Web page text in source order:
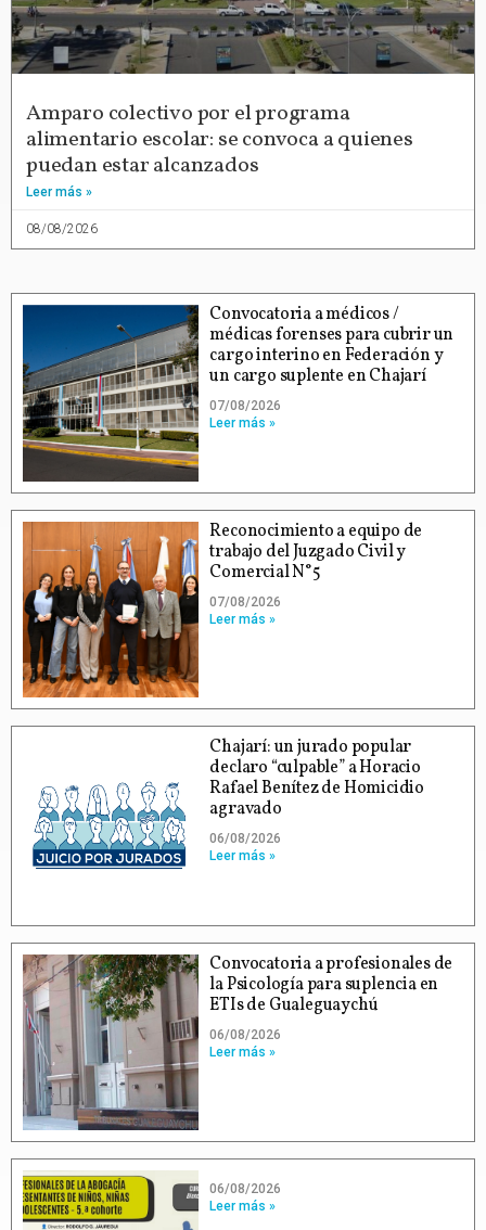
Amparo colectivo por el programa
alimentario escolar: se convoca a quienes
puedan estar alcanzados
Leer más »
08/08/2026
Convocatoria a médicos /
médicas forenses para cubrir un
cargo interino en Federación y
un cargo suplente en Chajarí
07/08/2026
Leer más »
Reconocimiento a equipo de
trabajo del Juzgado Civil y
Comercial N°5
07/08/2026
Leer más »
Chajarí: un jurado popular
declaro “culpable” a Horacio
Rafael Benítez de Homicidio
agravado
06/08/2026
Leer más »
Convocatoria a profesionales de
la Psicología para suplencia en
ETIs de Gualeguaychú
06/08/2026
Leer más »
06/08/2026
Leer más »